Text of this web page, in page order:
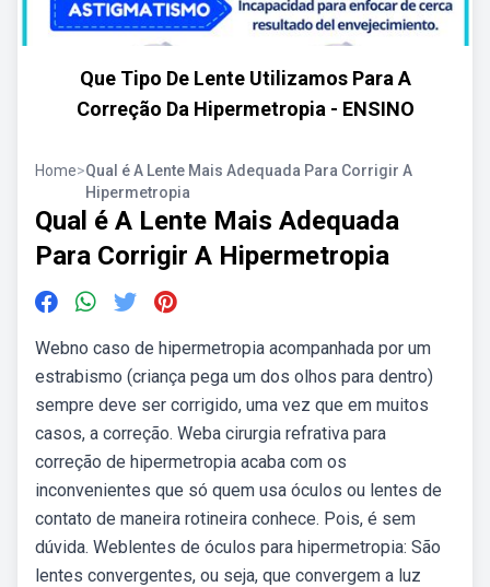
Que Tipo De Lente Utilizamos Para A
Correção Da Hipermetropia - ENSINO
Home>Qual é A Lente Mais Adequada Para Corrigir A
Hipermetropia
Qual é A Lente Mais Adequada
Para Corrigir A Hipermetropia
Webno caso de hipermetropia acompanhada por um
estrabismo (criança pega um dos olhos para dentro)
sempre deve ser corrigido, uma vez que em muitos
casos, a correção. Weba cirurgia refrativa para
correção de hipermetropia acaba com os
inconvenientes que só quem usa óculos ou lentes de
contato de maneira rotineira conhece. Pois, é sem
dúvida. Weblentes de óculos para hipermetropia: São
lentes convergentes, ou seja, que convergem a luz